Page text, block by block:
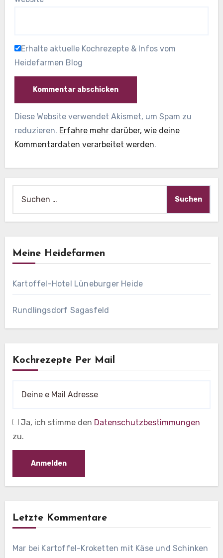
Erhalte aktuelle Kochrezepte & Infos vom
Heidefarmen Blog
Diese Website verwendet Akismet, um Spam zu
reduzieren. Erfahre mehr darüber, wie deine
Kommentardaten verarbeitet werden.
nach:
Meine Heidefarmen
Kartoffel-Hotel Lüneburger Heide
Rundlingsdorf Sagasfeld
Kochrezepte Per Mail
Ja, ich stimme den Datenschutzbestimmungen
zu.
Letzte Kommentare
Mar bei Kartoffel-Kroketten mit Käse und Schinken